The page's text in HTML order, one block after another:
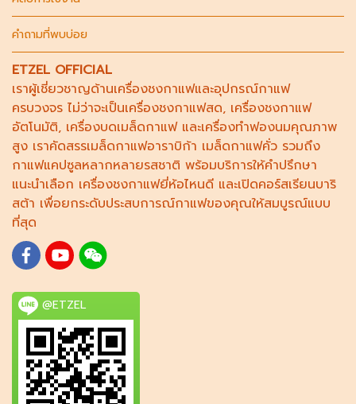
คำถามที่พบบ่อย
ETZEL OFFICIAL
เราผู้เชี่ยวชาญด้านเครื่องชงกาแฟและอุปกรณ์กาแฟ
ครบวงจร ไม่ว่าจะเป็นเครื่องชงกาแฟสด, เครื่องชงกาแฟ
อัตโนมัติ, เครื่องบดเมล็ดกาแฟและเครื่องทำฟองนมคุณภาพ
สูง เราคัดสรรเมล็ดกาแฟอาราบิก้า เมล็ดกาแฟคั่ว รวมถึง
กาแฟแคปซูลหลากหลายรสชาติ พร้อมบริการให้คำปรึกษา
แนะนำเลือก เครื่องชงกาแฟยี่ห้อไหนดี และเปิดคอร์สเรียนบาริ
สต้า เพื่อยกระดับประสบการณ์กาแฟของคุณให้สมบูรณ์แบบ
ที่สุด
@ETZEL